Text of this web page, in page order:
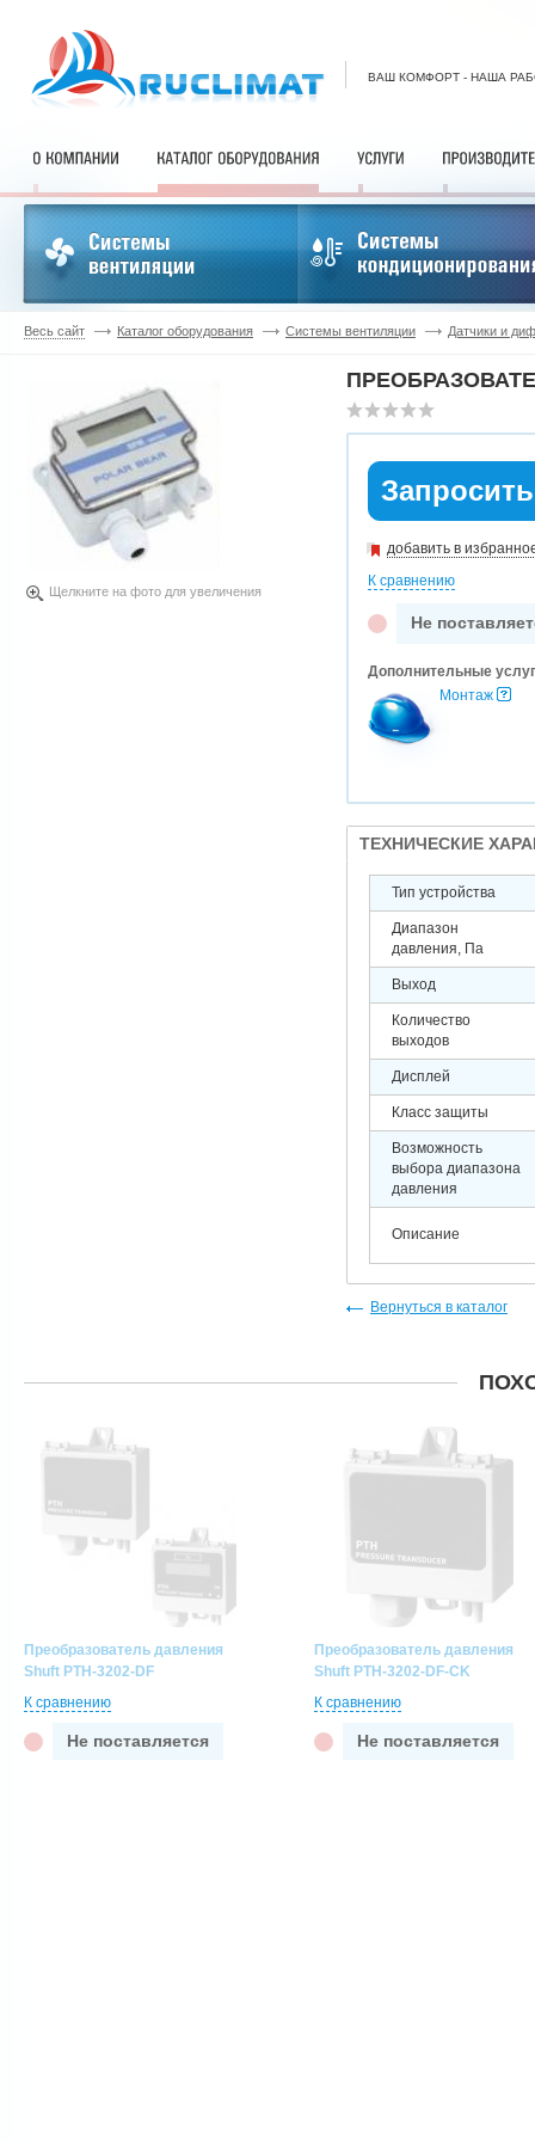
ВАШ КОМФОРТ - НАША
Весь сайт Каталог оборудования Системы вентиляции Датчики и
Щелкните на фото для увеличения
добавить в
К сравнению
Не
Дополнительные
Монтаж
ТЕХНИЧЕСКИЕ
Тип устройства
Диапазон
давления, Па
Выход
Количество
выходов
Дисплей
Класс защиты
Возможность
выбора диапазона
давления
Описание
Вернуться в каталог
Преобразователь давления
Shuft PTH-3202-DF
К сравнению
Не поставляется
Преобразователь давления
Shuft PTH-3202-DF-CK
К сравнению
Не поставляется